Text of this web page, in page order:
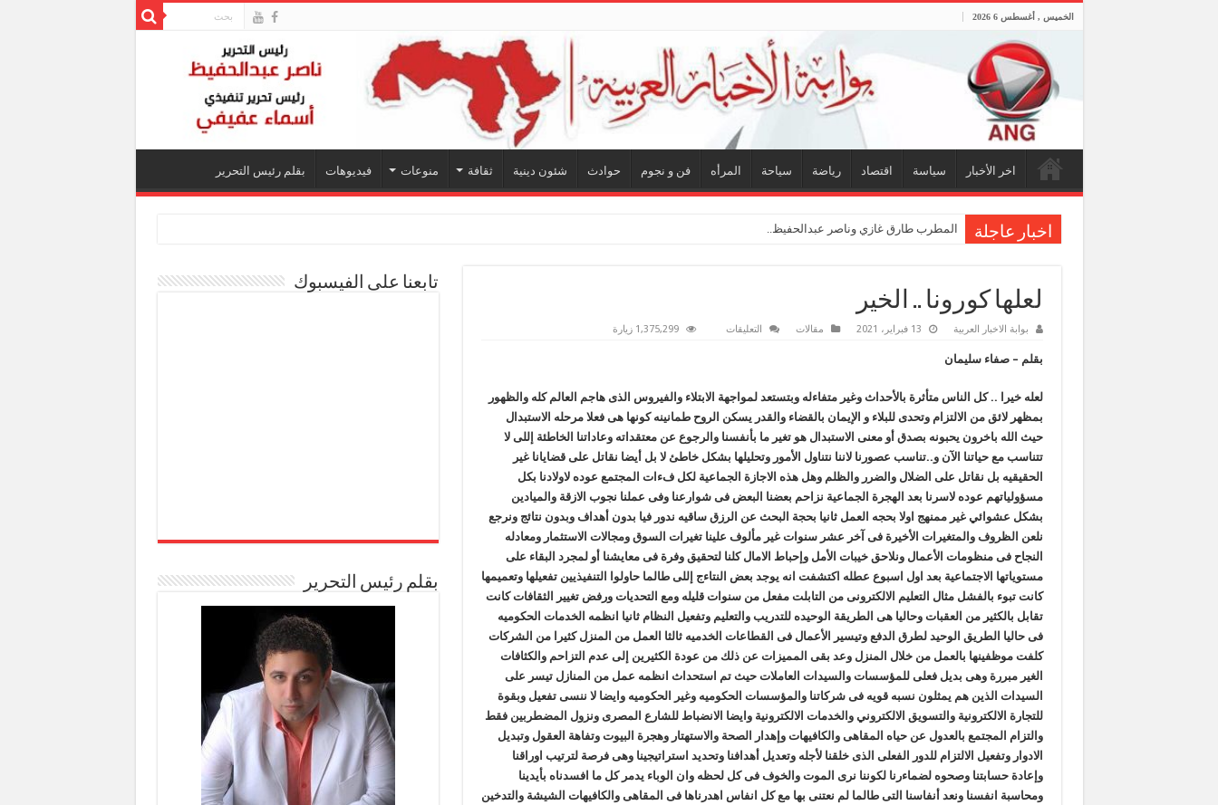
الخميس , أغسطس 6 2026
اخر الأخبار سياسة اقتصاد رياضة سياحة المرأه فن و نجوم حوادث شئون دينية ثقافة منوعات فيديوهات بقلم رئيس التحرير
اخبار عاجلة المطرب طارق غازي وناصر عبدالحفيظ.. شراكة فنية ترسم
لعلها كورونا .. الخير
بوابة الاخبار العربية 13 فبراير، 2021 مقالات التعليقات 1,375,299 زيارة
بقلم – صفاء سليمان
لعله خيرا .. كل الناس متأثرة بالأحداث وغير متفاءله وبتستعد لمواجهة الابتلاء والفيروس الذى هاجم العالم كله والظهور
بمظهر لائق من الالتزام وتحدى للبلاء و الإيمان بالقضاء والقدر يسكن الروح طمانينه كونها هى فعلا مرحله الاستبدال
حيث الله باخرون يحبونه بصدق أو معنى الاستبدال هو تغير ما بأنفسنا والرجوع عن معتقداته وعاداتنا الخاطئة إللى لا
تتناسب مع حياتنا الآن و..تناسب عصورنا لاننا نتناول الأمور وتحليلها بشكل خاطئ لا بل أيضا نقاتل على قضايانا غير
الحقيقيه بل نقاتل على الضلال والضرر والظلم وهل هذه الاجازة الجماعية لكل فءات المجتمع عوده لاولادنا بكل
مسؤولياتهم عوده لاسرنا بعد الهجرة الجماعية نزاحم بعضنا البعض فى شوارعنا وفى عملنا نجوب الازقة والميادين
بشكل عشوائي غير ممنهج اولا بحجه العمل ثانيا بحجة البحث عن الرزق ساقيه ندور فيا بدون أهداف وبدون نتائج ونرجع
نلعن الظروف والمتغيرات الأخيرة فى آخر عشر سنوات غير مألوف علينا تغيرات السوق ومجالات الاستثمار ومعادله
النجاح فى منظومات الأعمال ونلاحق خيبات الأمل وإحباط الامال كلنا لتحقيق وفرة فى معايشنا أو لمجرد البقاء على
مستوياتها الاجتماعية بعد اول اسبوع عطله اكتشفت انه يوجد بعض النتاءج إللى طالما حاولوا التنفيذيين تفعيلها وتعميمها
كانت تبوء بالفشل مثال التعليم الالكترونى من التابلت مفعل من سنوات قليله ومع التحديات ورفض تغيير الثقافات كانت
تقابل بالكثير من العقبات وحاليا هى الطريقة الوحيده للتدريب والتعليم وتفعيل النظام ثانيا انظمه الخدمات الحكوميه
فى حاليا الطريق الوحيد لطرق الدفع وتيسير الأعمال فى القطاعات الخدميه ثالثا العمل من المنزل كثيرا من الشركات
كلفت موظفينها بالعمل من خلال المنزل وعد بقى المميزات عن ذلك من عودة الكثيرين إلى عدم التزاحم والكثافات
الغير مبررة وهى بديل فعلى للمؤسسات والسيدات العاملات حيث تم استحداث انظمه عمل من المنازل تيسر على
السيدات الذين هم يمثلون نسبه قويه فى شركاتنا والمؤسسات الحكوميه وغير الحكوميه وايضا لا ننسى تفعيل وبقوة
للتجارة الالكترونية والتسويق الالكتروني والخدمات الالكترونية وايضا الانضباط للشارع المصرى ونزول المضطربين فقط
والتزام المجتمع بالعدول عن حياه المقاهى والكافيهات وإهدار الصحة والاستهتار وهجرة البيوت وتفاهة العقول وتبديل
الادوار وتفعيل الالتزام للدور الفعلى الذى خلقنا لأجله وتعديل أهدافنا وتحديد استراتيجينا وهى فرصة لترتيب اوراقنا
وإعادة حسابتنا وصحوه لضماءرنا لكوننا نرى الموت والخوف فى كل لحظه وان الوباء يدمر كل ما افسدناه بأيدينا
ومحاسبة انفسنا ونعد أنفاسنا التى طالما لم نعتنى بها مع كل انفاس اهدرناها فى المقاهى والكافيهات الشيشة والتدخين
تابعنا على الفيسبوك
بقلم رئيس التحرير